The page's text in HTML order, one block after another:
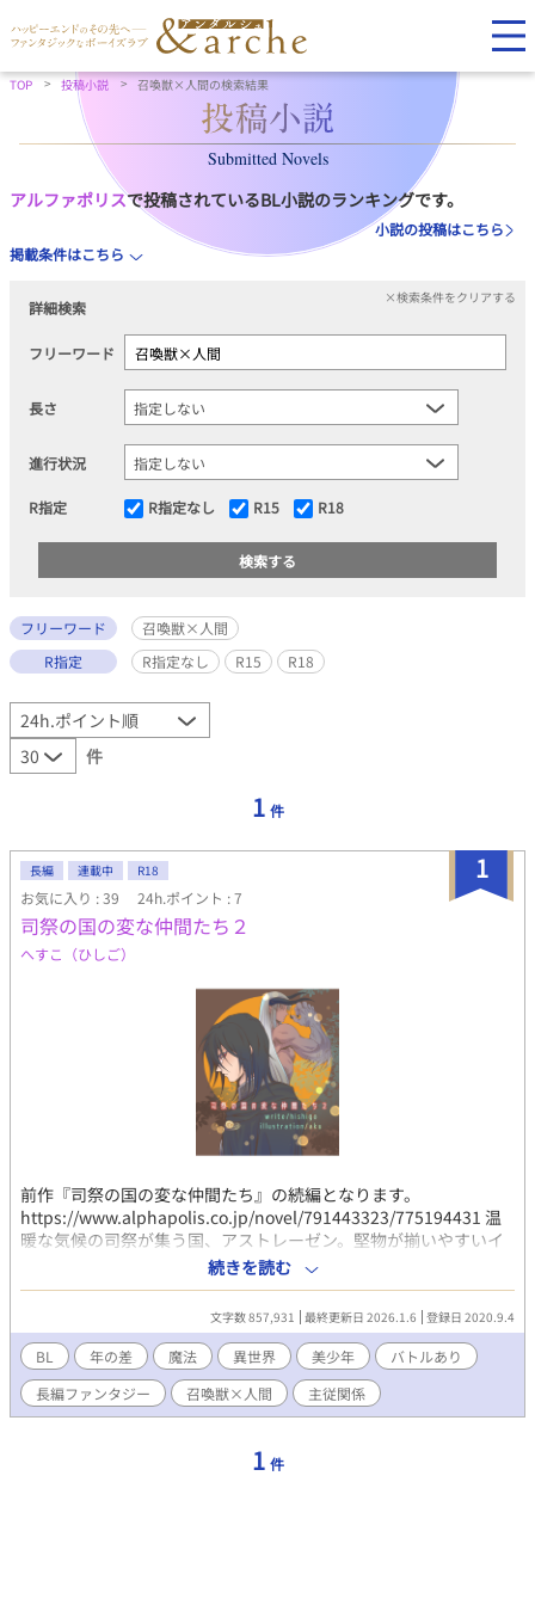
TOP 投稿小説 召喚獣×人間の検索結果
Submitted Novels
アルファポリスで投稿されているBL小説のランキングです。
小説の投稿はこちら
掲載条件はこちら
詳細検索
×検索条件をクリアする
フリーワード
長さ
進行状況
R指定 R指定なし R15 R18
フリーワード
召喚獣×人間
R指定
R指定なし R15 R18
件
1 件
1
長編 連載中 R18
お気に入り : 39 24h.ポイント : 7
司祭の国の変な仲間たち２
へすこ（ひしご）
前作『司祭の国の変な仲間たち』の続編となります。
https://www.alphapolis.co.jp/novel/791443323/775194431 温
暖な気候の司祭が集う国、アストレーゼン。堅物が揃いやすいイ
メージとは別に、隠れ二面性のある司祭の頂点ロシュと、マイペ
ースな彼に振り回される補佐役オーギュ、自分の居場所を失いロ
シュに一目惚れをして隣国からやってきた美少年剣士リシェ、リ
シェの先輩であり頼り甲斐はあるけどとにかく脱ぎ癖のある大男
剣士ヴェスカのめちゃくちゃな話。 なるべく前回の反省を生かし
て普通に見れるように危険な要素少なく中身重視にしています。
一途だったり、コンプレックスの塊だったり、憧れや卑下した
り、綺麗だったりどす黒かったり胸糞だったり、人間らしくキャ
り司祭×一途美少年剣士、ドＳ属性筋肉馬鹿×高飛車魔法使い。
続きを読む
文字数 857,931 最終更新日 2026.1.6 登録日 2020.9.4
BL 年の差 魔法 異世界 美少年
バトルあり
長編ファンタジー
召喚獣×人間 主従関係
1 件